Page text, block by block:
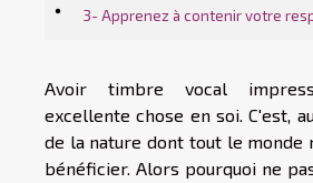
3- Apprenez à contenir votre
Avoir timbre vocal
excellente chose en soi. C'est,
de la nature dont tout le monde
bénéficier. Alors pourquoi ne